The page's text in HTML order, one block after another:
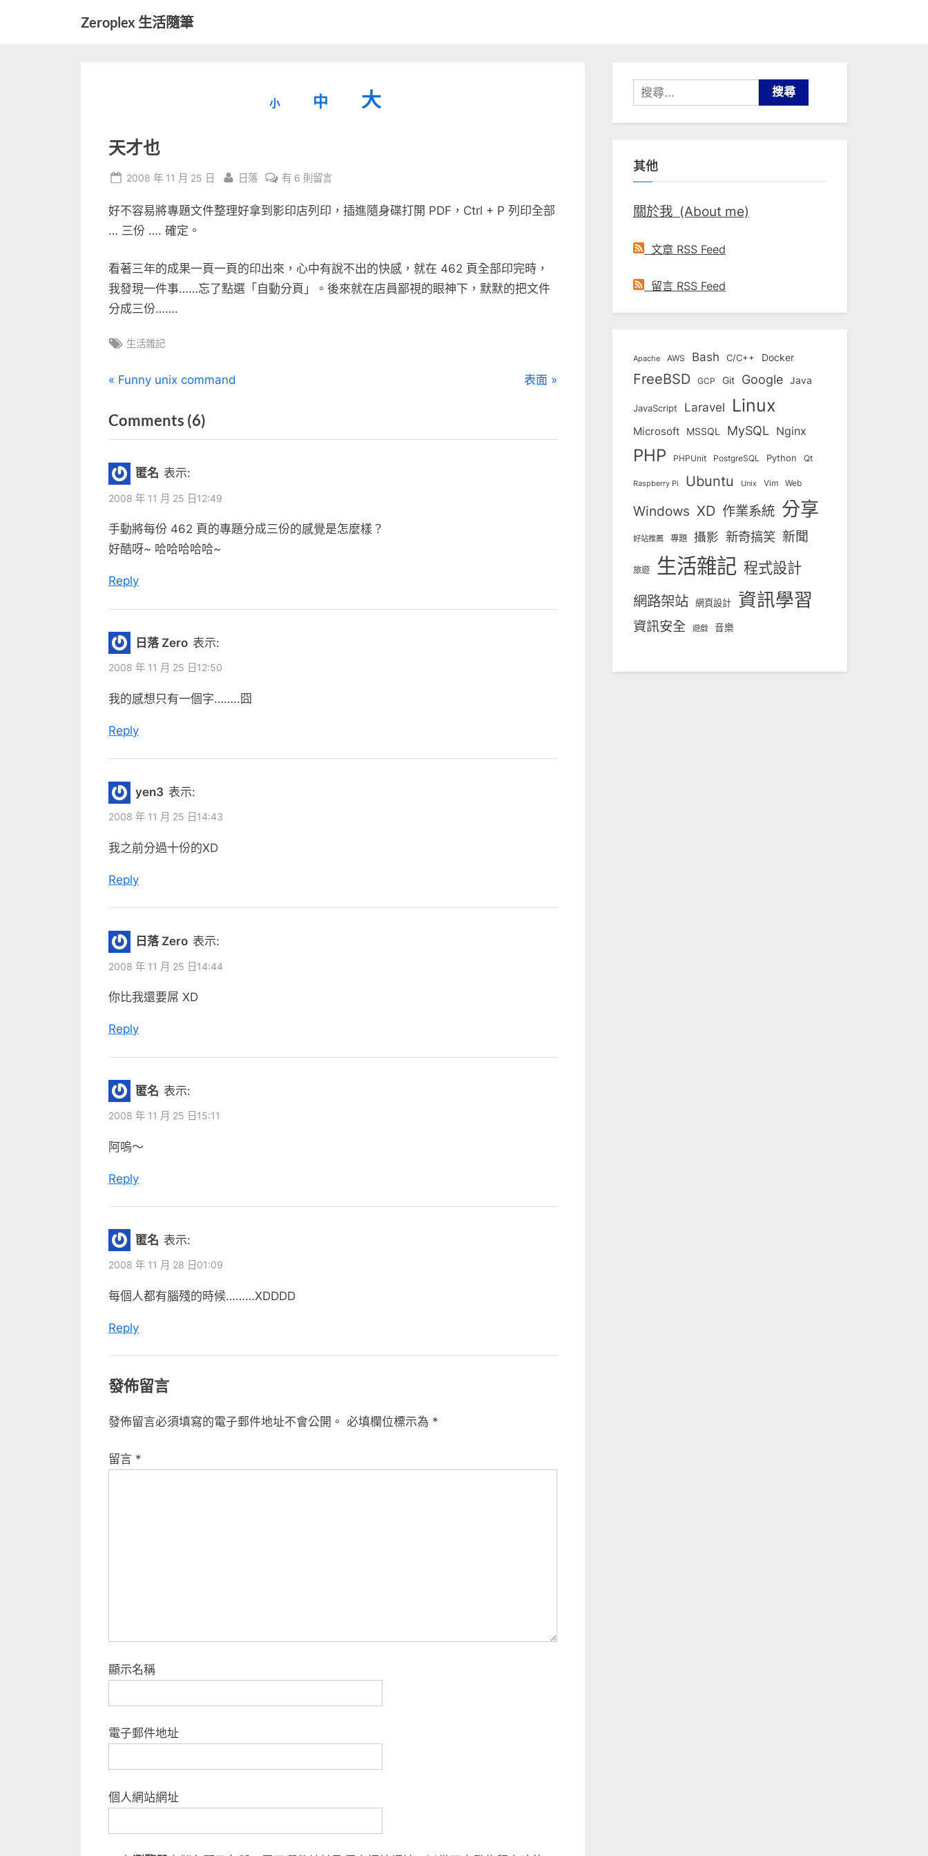
Zeroplex 生活隨筆
小
小
小。
中
重
大
大
型
小。
天才也
Posted
2008 年 11 月 25 日 By
日落
在
才
有 6 則留言
好不容易將專題文件整理好拿到影印店列印，插進隨身碟打開 PDF，Ctrl + P 列印全部
… 三份 …. 確定。
看著三年的成果一頁一頁的印出來，心中有說不出的快感，就在 462 頁全部印完時，
我發現一件事……忘了點選「自動分頁」。後來就在店員鄙視的眼神下，默默的把文件
分成三份…….
Tags:
生活雜記
文
章
導
覽
P
e
v
o
u
P
o
s
Funny unix command
N
t
表面
Comments (6)
“天
匿名 表示:
2008 年 11 月 25 日12:49
手動將每份 462 頁的專題分成三份的感覺是怎麼樣？
好酷呀~ 哈哈哈哈哈~
Reply
日落 Zero 表示:
2008 年 11 月 25 日12:50
我的感想只有一個字……..囧
Reply
yen3 表示:
2008 年 11 月 25 日14:43
我之前分過十份的XD
Reply
日落 Zero 表示:
2008 年 11 月 25 日14:44
你比我還要屌 XD
Reply
匿名 表示:
2008 年 11 月 25 日15:11
阿嗚～
Reply
匿名 表示:
2008 年 11 月 28 日01:09
每個人都有腦殘的時候………XDDDD
Reply
發佈留言
發佈留言必須填寫的電子郵件地址不會公開。 必填欄位標示為 *
留言 *
顯示名稱
電子郵件地址
個人網站網址
搜
尋
關
字:
其他
關於我 (About me)
文章 RSS Feed
留言 RSS Feed
Apache AWS Bash C/C++ Docker
FreeBSD GCP Git Google Java
JavaScript Laravel Linux
Microsoft MSSQL MySQL Nginx
PHP PHPUnit PostgreSQL Python Qt
Raspberry Pi Ubuntu Unix Vim Web
Windows XD 作業系統 分享
好站推薦 專題 攝影 新奇搞笑 新聞
旅遊 生活雜記 程式設計
網路架站 網頁設計 資訊學習
資訊安全 遊戲 音樂